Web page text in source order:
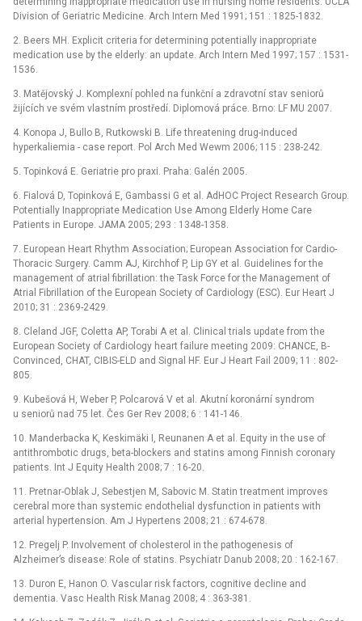
Division of Geriatric Medicine. Arch Intern Med 1991; 151 : 1825-1832.
2. Beers MH. Explicit criteria for determining potentially inappropriate
medication use by the elderly: an update. Arch Intern Med 1997; 157 : 1531-
1536.
3. Matějovský J. Komplexní pohled na funkční a zdravotní stav seniorů
žijících ve svém vlastním prostředí. Diplomová práce. Brno: LF MU 2007.
4. Konopa J, Bullo B, Rutkowski B. Life threatening drug-induced
hyperkaliemia -⁠ case report. Pol Arch Med Wewm 2006; 115 : 238-242.
5. Topinková E. Geriatrie pro praxi. Praha: Galén 2005.
6. Fialová D, Topinková E, Gambassi G et al. AdHOC Project Research Group.
Potentially Inappropriate Medication Use Among Elderly Home Care
Patients in Europe. JAMA 2005; 293 : 1348-1358.
7. European Heart Rhythm Association; European Association for Cardio-
Thoracic Surgery. Camm AJ, Kirchhof P, Lip GY et al. Guidelines for the
management of atrial fibrillation: the Task Force for the Management of
Atrial Fibrillation of the European Society of Cardiology (ESC). Eur Heart J
2010; 31 : 2369-2429.
8. Cleland JGF, Coletta AP, Torabi A et al. Clinical trials update from the
European Society of Cardiology heart failure meeting 2009: CHANCE, B-
Convinced, CHAT, CIBIS-ELD and Signal HF. Eur J Heart Fail 2009; 11 : 802-
805.
9. Kubešová H, Weber P, Polcarová V et al. Akutní koronární syndrom
u seniorů nad 75 let. Čes Ger Rev 2008; 6 : 141-146.
10. Manderbacka K, Keskimäki I, Reunanen A et al. Equity in the use of
antithrombotic drugs, beta-blockers and statins among Finnish coronary
patients. Int J Equity Health 2008; 7 : 16-20.
11. Pretnar-Oblak J, Sebestjen M, Sabovic M. Statin treatment improves
cerebral more than systemic endothelial dysfunction in patients with
arterial hypertension. Am J Hypertens 2008; 21 : 674-678.
12. Pregelj P. Involvement of cholesterol in the pathogenesis of
Alzheimer’s disease: Role of statins. Psychiatr Danub 2008; 20 : 162-167.
13. Duron E, Hanon O. Vascular risk factors, cognitive decline and
dementia. Vasc Health Risk Manag 2008; 4 : 363-381.